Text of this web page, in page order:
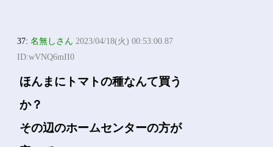
37:名無しさん 2023/04/18(火) 00:53:00.87
ID:wVNQ6mII0
ほんまにトマトの種なんて買う
か？
その辺のホームセンターの方が